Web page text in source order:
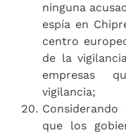
ninguna
espía en
centro
de la
empresas
vigilancia;
que los